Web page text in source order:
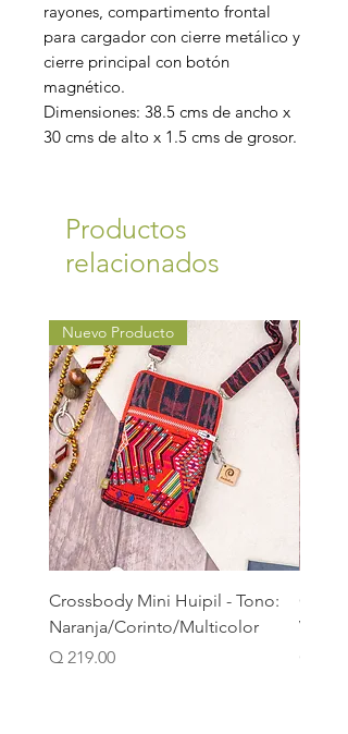
rayones, compartimento frontal
para cargador con cierre metálico y
cierre principal con botón
magnético.
Dimensiones: 38.5 cms de ancho x
30 cms de alto x 1.5 cms de grosor.
Productos
relacionados
Nuevo Producto
Crossbody Mini Huipil - Tono:
Naranja/Corinto/Multicolor
Precio
Q 219.00
Precio
Q